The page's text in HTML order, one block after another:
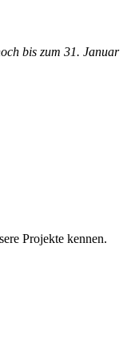
bis zum 31. Januar
Projekte kennen.